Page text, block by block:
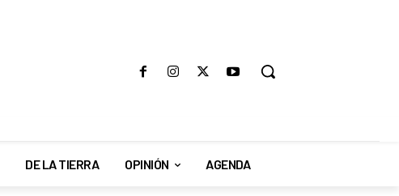
DE LA TIERRA OPINIÓN AGENDA